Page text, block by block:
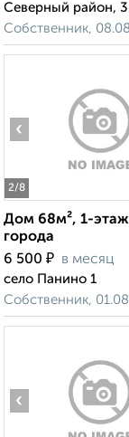
Северный район,
Собственник,
2/8
‹
Дом 68м², 1-
города
6 500 ₽ в месяц
село Панино 1
Собственник,
‹